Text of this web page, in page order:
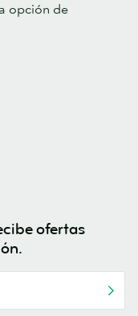
opción de
ofertas